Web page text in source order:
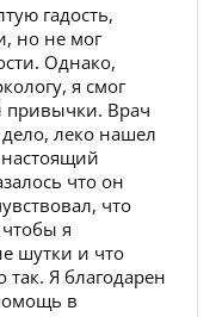
гадость,
но не мог
Однако,
я смог
привычки. Врач
леко нашел
что он
что
я
шутки и что
так. Я благодарен
в